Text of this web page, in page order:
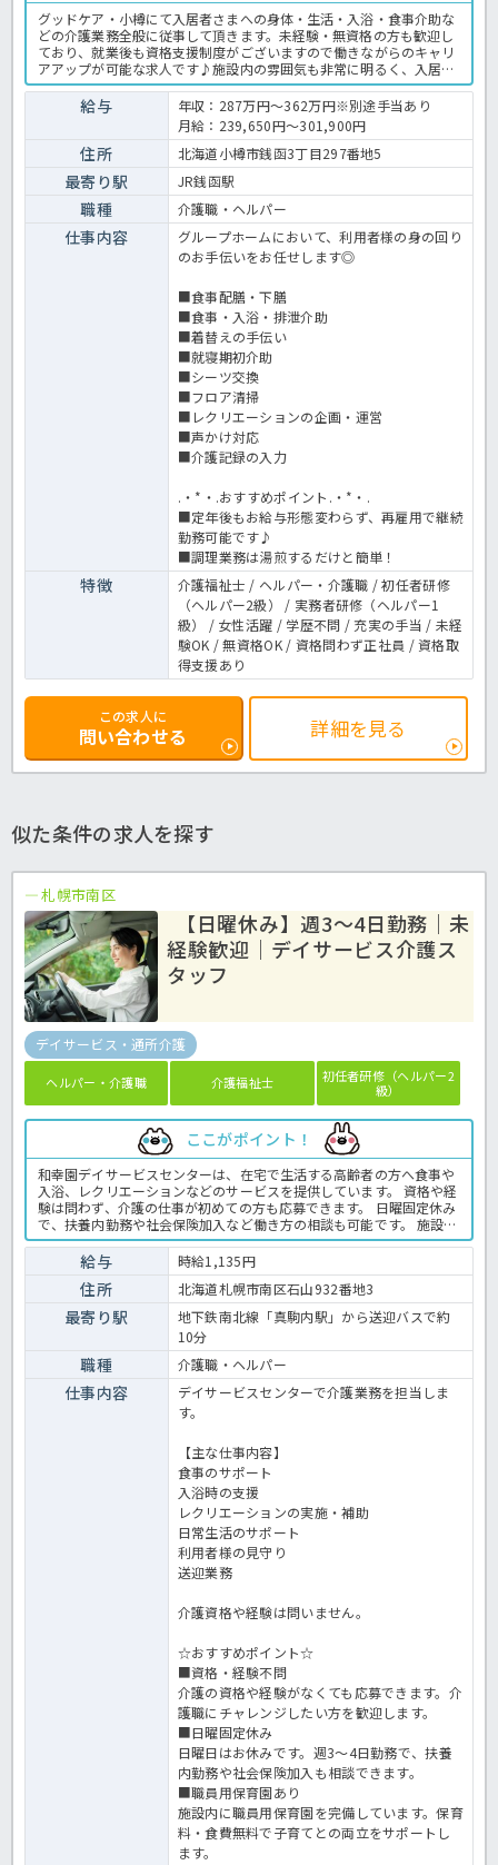
グッドケア・小樽にて入居者さまへの身体・生活・入浴・食事介助な
どの介護業務全般に従事して頂きます。未経験・無資格の方も歓迎し
ており、就業後も資格支援制度がございますので働きながらのキャリ
アアップが可能な求人です♪施設内の雰囲気も非常に明るく、入居者
様だけでなくスタッフも楽しく働ける施設ですよ◎ご興味がございま
したら、まずはほっ介護までお気軽にお問合せ下さいね！グループホ
ームでの介護業務全般です。 ＜介護職 正職員 グループホームの求
給与
年収：287万円～362万円※別途手当あり
月給：239,650円～301,900円
住所 北海道小樽市銭函3丁目297番地5
最寄り駅 JR銭函駅
職種 介護職・ヘルパー
仕事内容
グループホームにおいて、利用者様の身の回り
のお手伝いをお任せします◎
■食事配膳・下膳
■食事・入浴・排泄介助
■着替えの手伝い
■就寝期初介助
■シーツ交換
■フロア清掃
■レクリエーションの企画・運営
■声かけ対応
■介護記録の入力
.・*・.おすすめポイント.・*・.
■定年後もお給与形態変わらず、再雇用で継続
勤務可能です♪
■調理業務は湯煎するだけと簡単！
特徴
介護福祉士 / ヘルパー・介護職 / 初任者研修
（ヘルパー2級） / 実務者研修（ヘルパー1
級） / 女性活躍 / 学歴不問 / 充実の手当 / 未経
験OK / 無資格OK / 資格問わず正社員 / 資格取
得支援あり
この求人に
問い合わせる 詳細を見る
似た条件の求人を探す
札幌市南区
【日曜休み】週3～4日勤務｜未
経験歓迎｜デイサービス介護ス
タッフ
デイサービス・通所介護
ヘルパー・介護職 介護福祉士
初任者研修（ヘルパー2
級）
ここがポイント！
和幸園デイサービスセンターは、在宅で生活する高齢者の方へ食事や
入浴、レクリエーションなどのサービスを提供しています。 資格や経
験は問わず、介護の仕事が初めての方も応募できます。 日曜固定休み
で、扶養内勤務や社会保険加入など働き方の相談も可能です。 施設内
には職員用保育園があり、子育てと仕事を両立したい方にもおすすめ
です。 また、地下鉄真駒内駅から無料送迎バスを利用でき、マイカー
通勤にも対応しています。 ☆ご興味がありましたらほっ介護までお問
合せ下さいね！デイサービスでの介護業務全般です。 ＜介護職 パー
ト デイサービスの求人＞
給与 時給1,135円
住所 北海道札幌市南区石山932番地3
最寄り駅
地下鉄南北線「真駒内駅」から送迎バスで約
10分
職種 介護職・ヘルパー
仕事内容
デイサービスセンターで介護業務を担当しま
す。
【主な仕事内容】
食事のサポート
入浴時の支援
レクリエーションの実施・補助
日常生活のサポート
利用者様の見守り
送迎業務
介護資格や経験は問いません。
☆おすすめポイント☆
■資格・経験不問
介護の資格や経験がなくても応募できます。介
護職にチャレンジしたい方を歓迎します。
■日曜固定休み
日曜日はお休みです。週3～4日勤務で、扶養
内勤務や社会保険加入も相談できます。
■職員用保育園あり
施設内に職員用保育園を完備しています。保育
料・食費無料で子育てとの両立をサポートし
ます。